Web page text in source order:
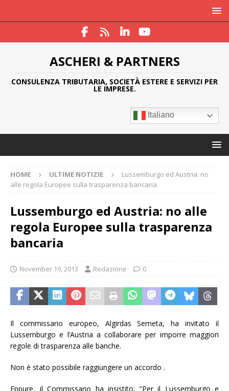
ASCHERI & PARTNERS
CONSULENZA TRIBUTARIA, SOCIETÀ ESTERE E SERVIZI PER
LE IMPRESE.
Italiano
HOME ULTIME NOTIZIE
Lussemburgo ed Austria: no
alle regola Europee sulla trasparenza bancaria
Lussemburgo ed Austria: no alle
regola Europee sulla trasparenza
bancaria
November 19, 2013 Redazione 0
Il commissario europeo, Algirdas Semeta, ha invitato il
Lussemburgo e l’Austria a collaborare per imporre maggiori
regole di trasparenza alle banche.
Non è stato possibile raggiungere un accordo .
Eppure, il Commissario ha insistito: “Per il Lussemburgo e